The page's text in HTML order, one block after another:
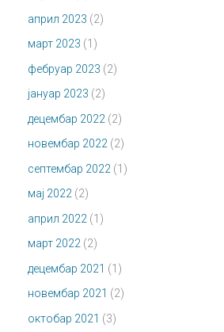
април 2023 (2)
март 2023 (1)
фебруар 2023 (2)
јануар 2023 (2)
децембар 2022 (2)
новембар 2022(2)
септембар 2022 (1)
мај 2022(2)
април 2022 (1)
март 2022(2)
децембар 2021 (1)
новембар 2021 (2)
октобар 2021 (3)